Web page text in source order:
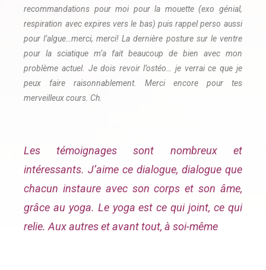
recommandations pour moi pour la mouette (exo génial,
respiration avec expires vers le bas) puis rappel perso aussi
pour l’algue…merci, merci! La dernière posture sur le ventre
pour la sciatique m’a fait beaucoup de bien avec mon
problème actuel. Je dois revoir l’ostéo… je verrai ce que je
peux faire raisonnablement. Merci encore pour tes
merveilleux cours. Ch.
Les témoignages sont nombreux et
intéressants. J’aime ce dialogue, dialogue que
chacun instaure avec son corps et son âme,
grâce au yoga. Le yoga est ce qui joint, ce qui
relie. Aux autres et avant tout, à soi-même